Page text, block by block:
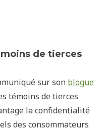
de tierces
sur son blogue
témoins de tierces
la confidentialité
des consommateurs